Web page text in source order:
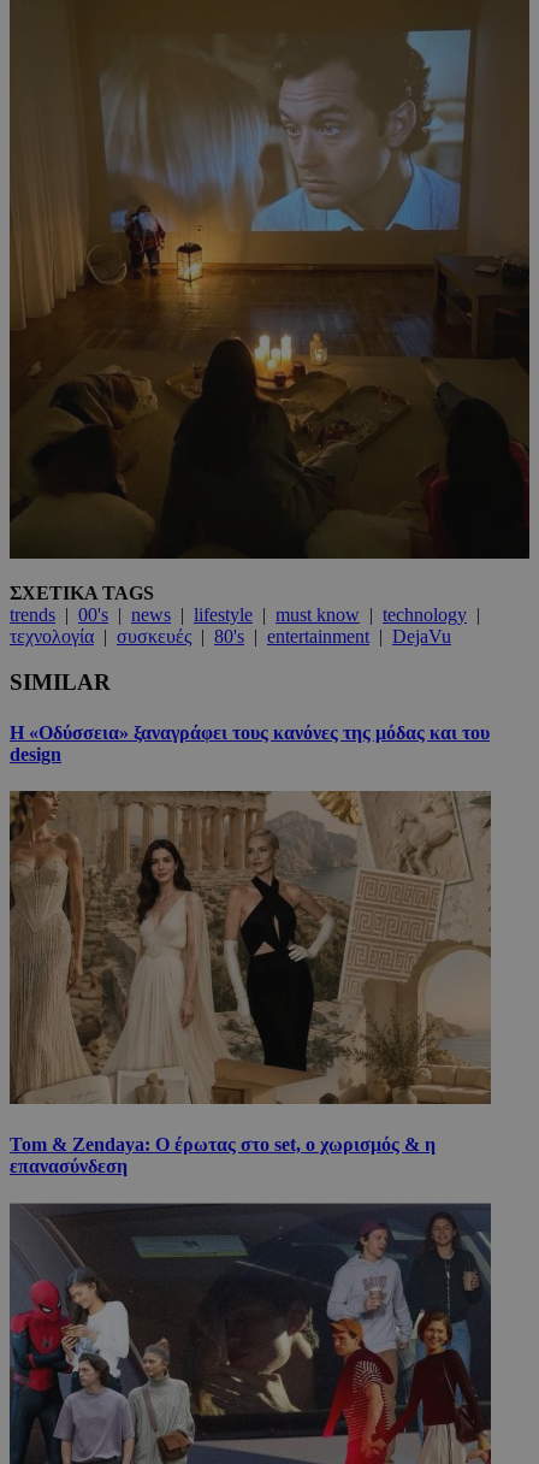
ΣΧΕΤΙΚΑ TAGS
trends | 00's | news | lifestyle | must know | technology |
τεχνολογία | συσκευές | 80's | entertainment | DejaVu
SIMILAR
Η «Οδύσσεια» ξαναγράφει τους κανόνες της μόδας και του
design
Tom & Zendaya: Ο έρωτας στο set, ο χωρισμός & η
επανασύνδεση